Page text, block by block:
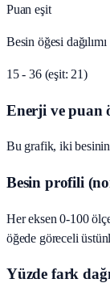
Puan eşit
Besin öğesi dağılımı
15 - 36 (eşit: 21)
Enerji ve puan
Bu grafik, iki besinin
Besin profili
Her eksen 0-100
öğede göreceli
Yüzde fark